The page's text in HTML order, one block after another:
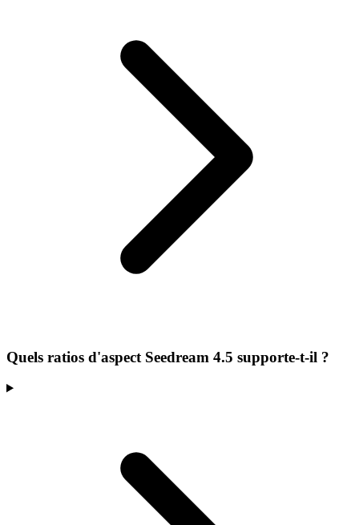
Quels ratios d'aspect Seedream 4.5 supporte-t-il ?